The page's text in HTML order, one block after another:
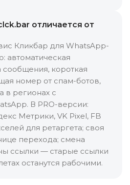
отличается от
Кликбар для WhatsApp-
автоматическая
сообщения, короткая
номер от спам-ботов,
в регионах с
В PRO-версии:
Метрики, VK Pixel, FB
для ретаргета; своя
перехода; смена
ссылки — старые ссылки
останутся рабочими.